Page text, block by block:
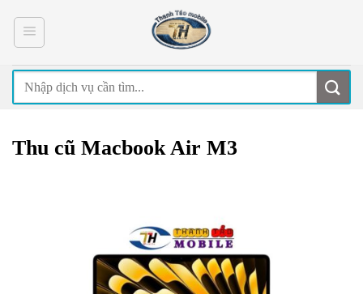
Thu cũ Macbook Air M3